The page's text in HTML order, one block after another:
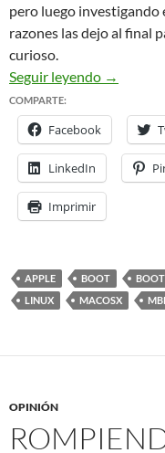
pero luego investigando
razones las dejo al final
curioso.
Seguir leyendo Triple
→
COMPARTE:
Facebook
LinkedIn
Imprimir
APPLE BOOT
LINUX
MACOSX
OPINIÓN